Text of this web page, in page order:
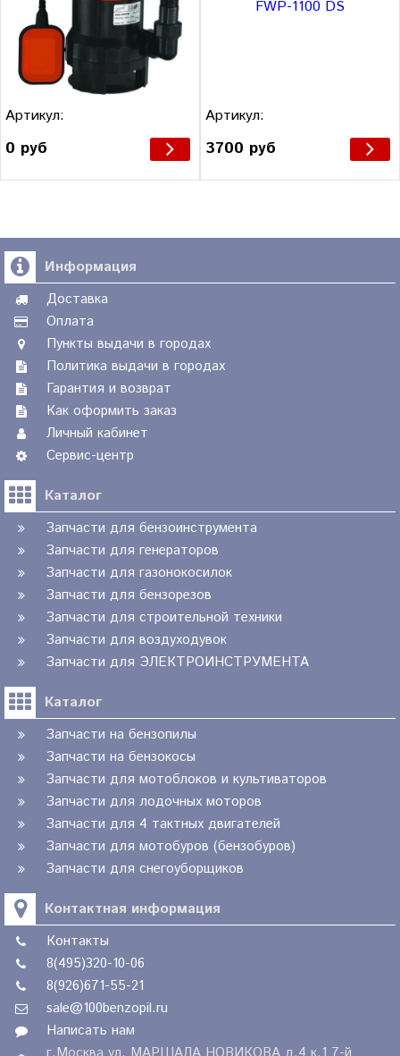
Артикул:
0 руб
Артикул:
3700 руб
Информация
Доставка
Оплата
Пункты выдачи в городах
Политика выдачи в городах
Гарантия и возврат
Как оформить заказ
Личный кабинет
Сервис-центр
Каталог
Запчасти для бензоинструмента
Запчасти для генераторов
Запчасти для газонокосилок
Запчасти для бензорезов
Запчасти для строительной техники
Запчасти для воздуходувок
Запчасти для ЭЛЕКТРОИНСТРУМЕНТА
Каталог
Запчасти на бензопилы
Запчасти на бензокосы
Запчасти для мотоблоков и культиваторов
Запчасти для лодочных моторов
Запчасти для 4 тактных двигателей
Запчасти для мотобуров (бензобуров)
Запчасти для снегоуборщиков
Контактная информация
Контакты
8(495)320-10-06
8(926)671-55-21
sale@100benzopil.ru
Написать нам